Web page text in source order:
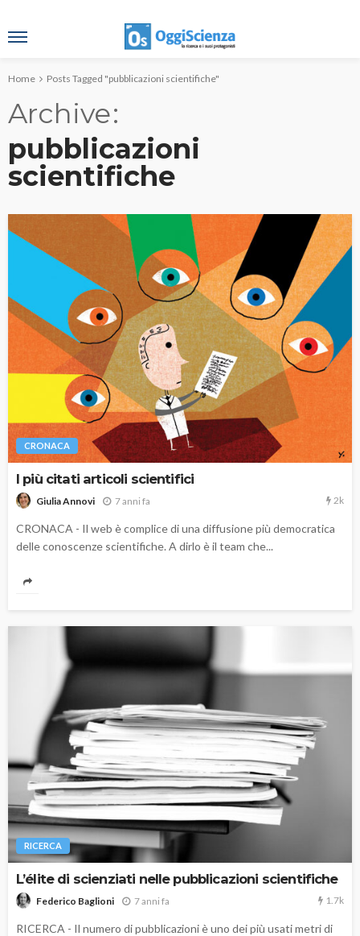
Home Posts Tagged "pubblicazioni scientifiche"
Archive
pubblicazioni
scientifiche
CRONACA
I più citati articoli scientifici
Giulia Annovi 7 anni fa 2k
CRONACA - Il web è complice di una diffusione più democratica
delle conoscenze scientifiche. A dirlo è il team che...
RICERCA
L’élite di scienziati nelle pubblicazioni scientifiche
Federico Baglioni 7 anni fa 1.7k
RICERCA - Il numero di pubblicazioni è uno dei più usati metri di